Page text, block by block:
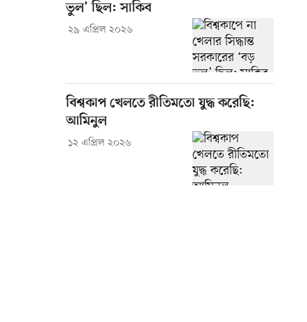
ভুল’ ছিল: সাকিব
২৯ এপ্রিল ২০২৬
বিশ্বকাপ খেলতে রীতিমতো যুদ্ধ করেছি:
আমিনুল
১২ এপ্রিল ২০২৬